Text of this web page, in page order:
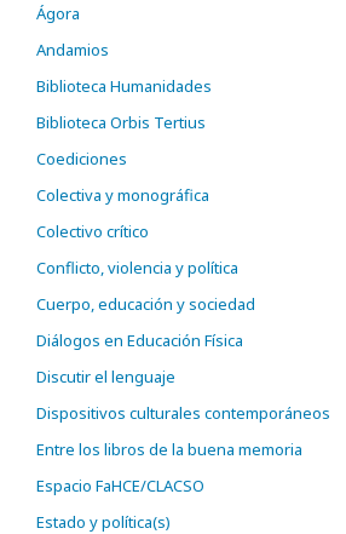
Ágora
Andamios
Biblioteca Humanidades
Biblioteca Orbis Tertius
Coediciones
Colectiva y monográfica
Colectivo crítico
Conflicto, violencia y política
Cuerpo, educación y sociedad
Diálogos en Educación Física
Discutir el lenguaje
Dispositivos culturales contemporáneos
Entre los libros de la buena memoria
Espacio FaHCE/CLACSO
Estado y política(s)